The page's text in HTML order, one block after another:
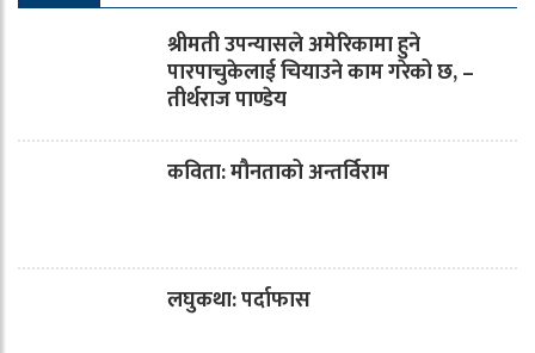
श्रीमती उपन्यासले अमेरिकामा हुने
पारपाचुकेलाई चियाउने काम गरेको छ, –
तीर्थराज पाण्डेय
कविता: मौनताको अन्तर्विराम
लघुकथा: पर्दाफास